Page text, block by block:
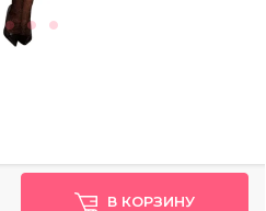
В КОРЗИНУ